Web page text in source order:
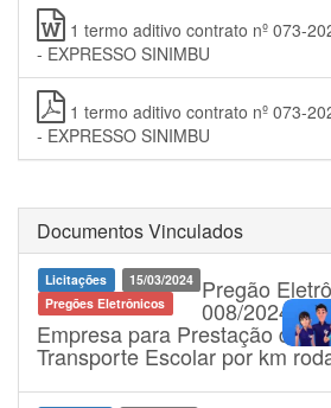
1 termo aditivo contrato nº 073-
- EXPRESSO SINIMBU
1 termo aditivo contrato nº 073-
- EXPRESSO SINIMBU
Documentos Vinculados
Licitações
15/03/2024
Pregões Eletrônicos
Pregão
008/2024,
Empresa para Prestação de
Transporte Escolar por km